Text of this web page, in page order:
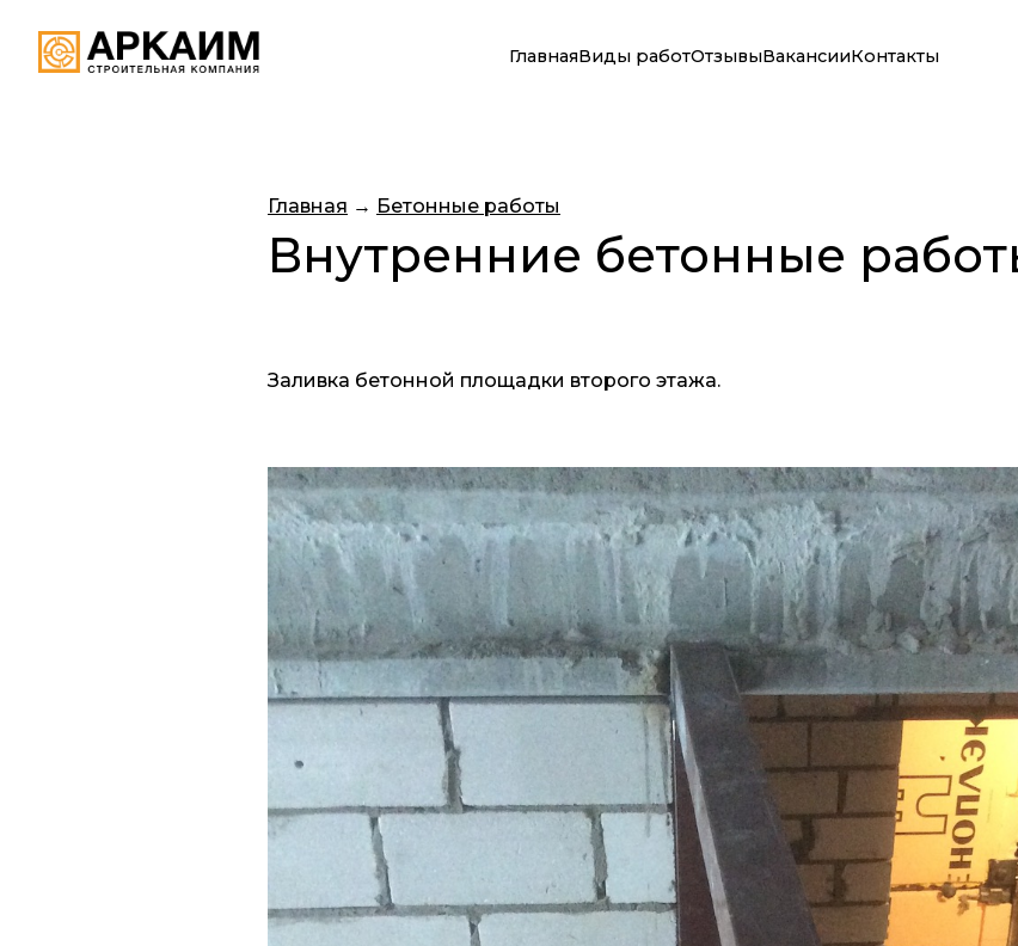
ГлавнаяВиды работОтзывыВакансииКонтакты
Главная → Бетонные работы
Внутренние бетонные
Заливка бетонной площадки второго этажа.